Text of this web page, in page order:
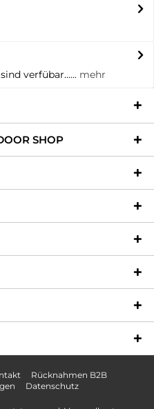
verfübar...... mehr
SHOP
Rücknahmen B2B
Datenschutz